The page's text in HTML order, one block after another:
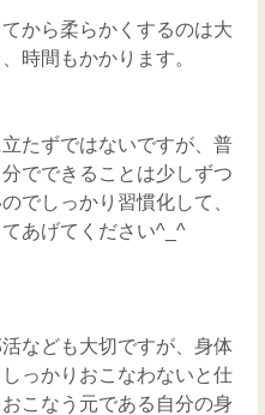
から柔らかくするのは大
時間もかかります。
たずではないですが、普
でできることは少しずつ
でしっかり習慣化して、
あげてください^_^
なども大切ですが、身体
っかりおこなわないと仕
こなう元である自分の身